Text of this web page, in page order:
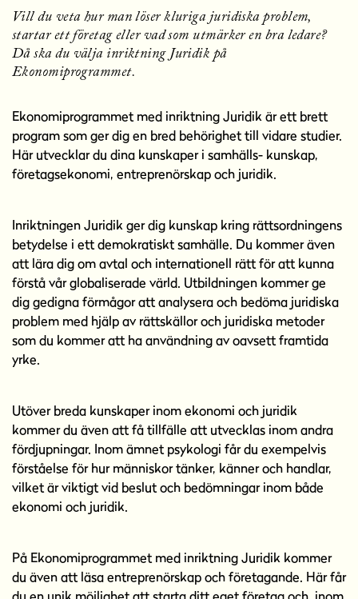
Vill du veta hur man löser kluriga juridiska problem,
startar ett företag eller vad som utmärker en bra ledare?
Då ska du välja inriktning Juridik på
Ekonomiprogrammet.
Ekonomiprogrammet med inriktning Juridik är ett brett
program som ger dig en bred behörighet till vidare studier.
Här utvecklar du dina kunskaper i samhälls- kunskap,
företagsekonomi, entreprenörskap och juridik.
Inriktningen Juridik ger dig kunskap kring rättsordningens
betydelse i ett demokratiskt samhälle. Du kommer även
att lära dig om avtal och internationell rätt för att kunna
förstå vår globaliserade värld. Utbildningen kommer ge
dig gedigna förmågor att analysera och bedöma juridiska
problem med hjälp av rättskällor och juridiska metoder
som du kommer att ha användning av oavsett framtida
yrke.
Utöver breda kunskaper inom ekonomi och juridik
kommer du även att få tillfälle att utvecklas inom andra
fördjupningar. Inom ämnet psykologi får du exempelvis
förståelse för hur människor tänker, känner och handlar,
vilket är viktigt vid beslut och bedömningar inom både
ekonomi och juridik.
På Ekonomiprogrammet med inriktning Juridik kommer
du även att läsa entreprenörskap och företagande. Här får
du en unik möjlighet att starta ditt eget företag och, inom